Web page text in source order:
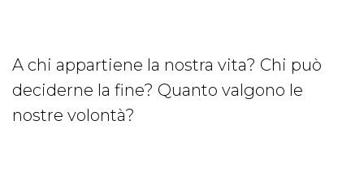
A chi appartiene la nostra vita? Chi può
deciderne la fine? Quanto valgono le
nostre volontà?